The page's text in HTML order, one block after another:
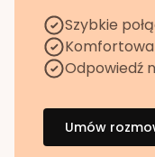
Szybkie
Odpowiedź
Umów